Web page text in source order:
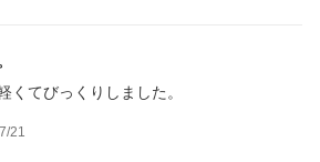
くてびっくりしました。
21